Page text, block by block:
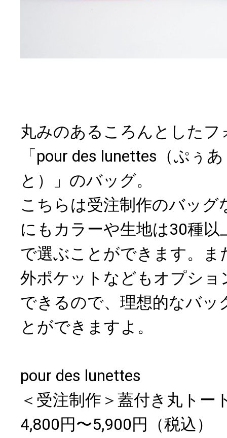
丸みのあるころんとした
「pour des lunettes（ぷぅ
と）」のバッグ。
こちらは受注制作のバッグ
にもカラーや生地は30種
で選ぶことができます。ま
外ポケットなどもオプシ
できるので、理想的なバッ
とができますよ。
pour des lunettes
＜受注制作＞蓋付き丸トー
4,800円〜5,900円（税込）